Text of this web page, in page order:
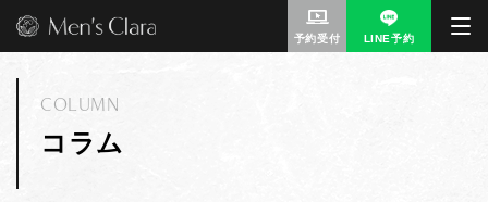
予約受付 LINE予約
コラム
COLUMN